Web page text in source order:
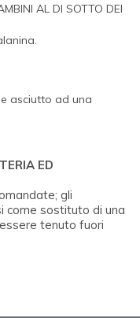
AL DI SOTTO DEI
asciutto ad una
ED
gli
come sostituto di una
tenuto fuori